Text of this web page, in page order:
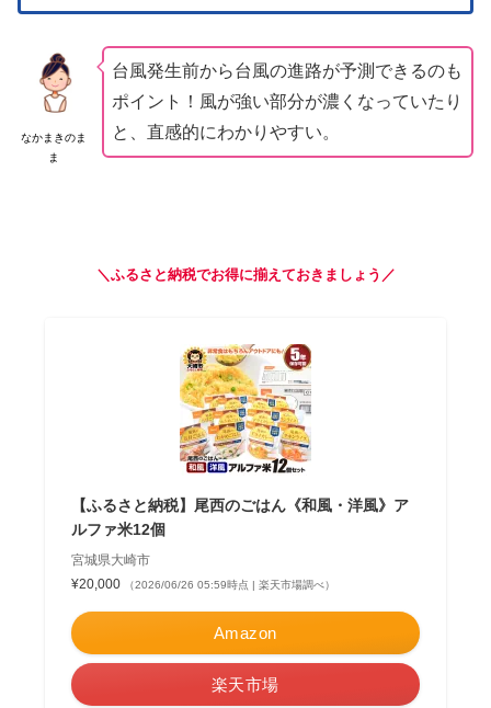
なかまきのま
ま
台風発生前から台風の進路が予測できるのも
ポイント！風が強い部分が濃くなっていたり
と、直感的にわかりやすい。
＼ふるさと納税でお得に揃えておきましょう／
【ふるさと納税】尾西のごはん《和風・洋風》ア
ルファ米12個
宮城県大崎市
¥20,000
（2026/06/26 05:59時点 | 楽天市場調べ）
Amazon
楽天市場